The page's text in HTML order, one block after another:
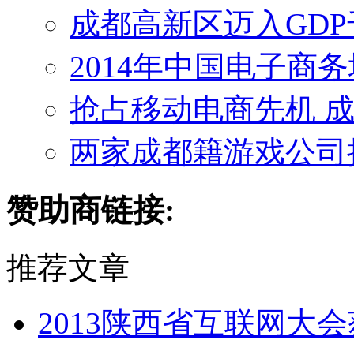
成都高新区迈入
2014年中国电子商
抢占移动电商先机
两家成都籍游戏公
赞助商链接:
推荐文章
2013陕西省互联网大